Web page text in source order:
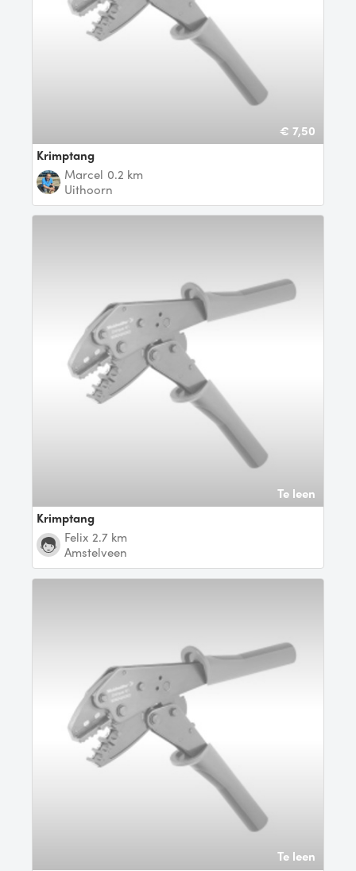
€ 7,50
krimptang
marcel 0.2 km
Uithoorn
Te leen
Krimptang
Felix 2.7 km
Amstelveen
Te leen